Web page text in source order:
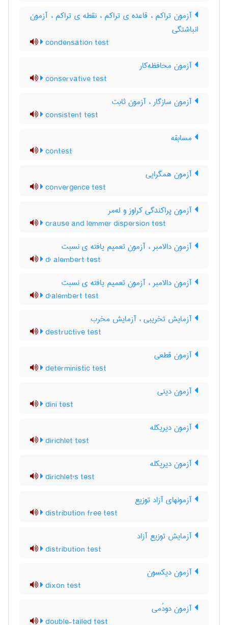
آزمون تراکم ، قاعده ی تراکم ، نقطه ی تراکم ، آزمون
انباشتگی
condensation test
آزمون محافظه‌کار
conservative test
آزمون سازگار ، آزمون ثابت
consistent test
مسابقه
contest
آزمون همگرایی
convergence test
آزمون پراکندگی کراوز و له‌مر
crause and lemmer dispersion test
آزمون دالامبر ، آزمون تعمیم یافته ی نسبت
d' alembert test
آزمون دالامبر ، آزمون تعمیم یافته ی نسبت
d'alembert test
آزمایش تخریبی ، آزمایش مخرب
destructive test
آزمون قطعی
deterministic test
آزمون دینی
dini test
آزمون دیریکله
dirichlet test
آزمون دیریکله
dirichlet's test
آزمونهای آزاد توزیع
distribution free test
آزمایش توزیع آزاد
distribution test
آزمون دیکسون
dixon test
آزمون دودُمی
double-tailed test